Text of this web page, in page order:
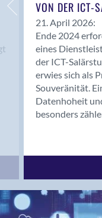
Bern 15
Bern 22
Bern 65
Bern 9
Bern-Zollikofen
Biel/Bienne
Binningen
Bolligen
Bremgarten bei
Brig
Brig-Glis
VON DER ICT-
21. April 2026:
Ende 2024
eines
der ICT-
erwies sich als
Souveränität.
Datenhoheit
besonders